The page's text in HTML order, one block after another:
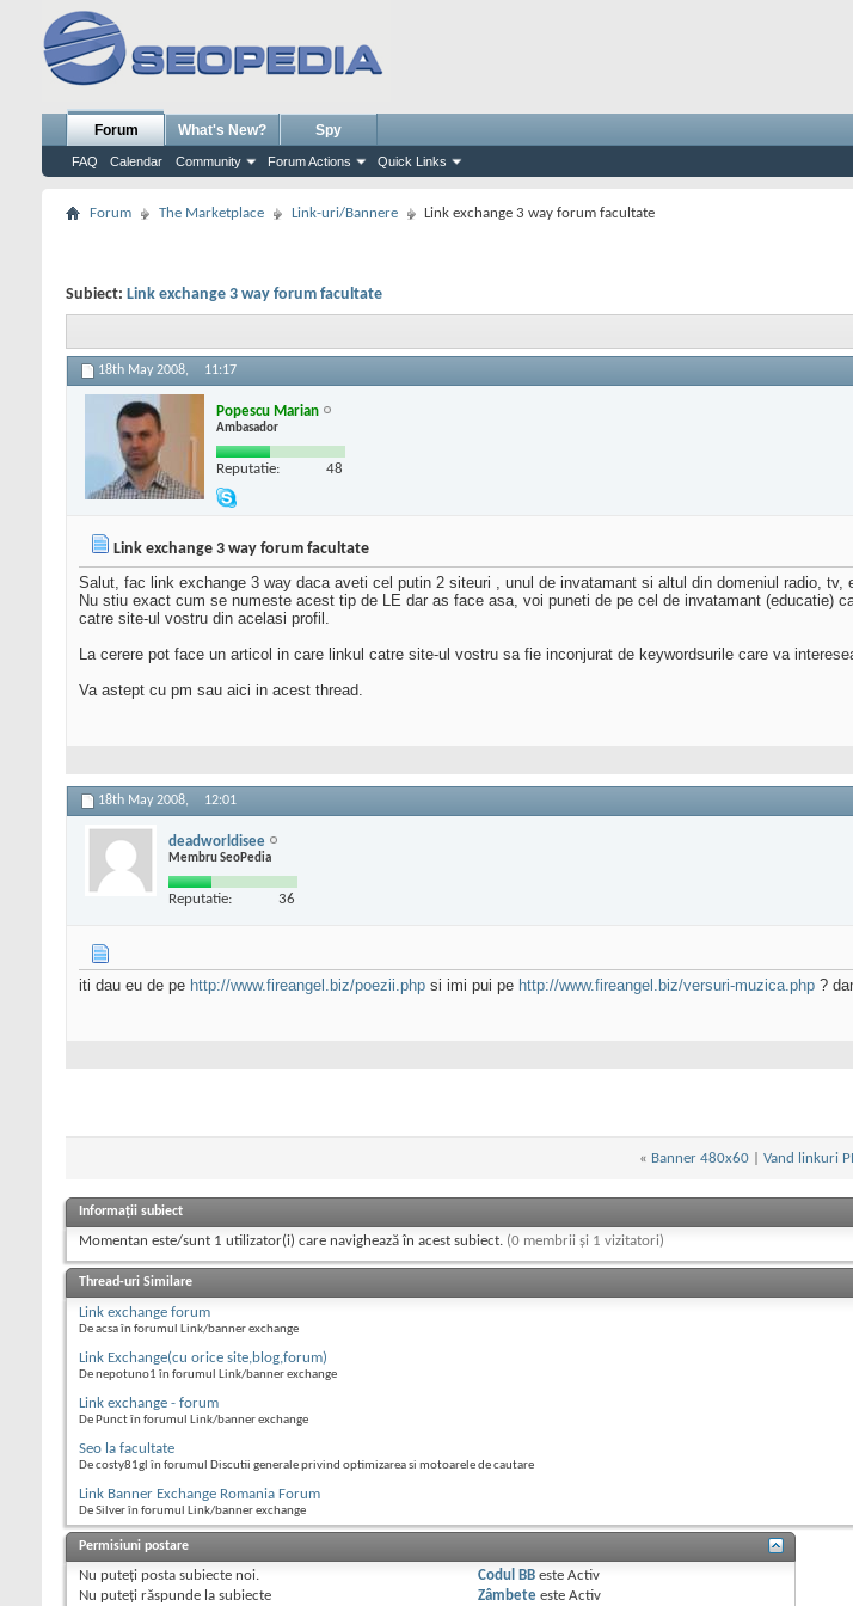
Forum
FAQ Calendar Community Forum Actions Quick Links
What's New? Spy
Forum The Marketplace Link-uri/Bannere Link exchange 3 way forum facultate
Subiect: Link exchange 3 way forum facultate
18th May 2008, 11:17
Popescu Marian
Ambasador
Reputatie: 48
Link exchange 3 way forum facultate
Salut, fac link exchange 3 way daca aveti cel putin 2 siteuri , unul de invatamant si altul din domeniul radio, tv,
Nu stiu exact cum se numeste acest tip de LE dar as face asa, voi puneti de pe cel de invatamant (educatie)
catre site-ul vostru din acelasi profil.
La cerere pot face un articol in care linkul catre site-ul vostru sa fie inconjurat de keywordsurile care va
Va astept cu pm sau aici in acest thread.
18th May 2008, 12:01
deadworldisee
Membru SeoPedia
Reputatie: 36
iti dau eu de pe http://www.fireangel.biz/poezii.php si imi pui pe http://www.fireangel.biz/versuri-muzica.php ?
« Banner 480x60 Vand linkuri
Informații subiect
Momentan este/sunt 1 utilizator(i) care navighează în acest subiect. (0 membrii și 1 vizitatori)
Thread-uri Similare
Link exchange forum
De acsa în forumul Link/banner exchange
Link Exchange(cu orice site,blog,forum)
De nepotuno1 în forumul Link/banner exchange
Link exchange - forum
De Punct în forumul Link/banner exchange
Seo la facultate
De costy81gl în forumul Discutii generale privind optimizarea si motoarele de cautare
Link Banner Exchange Romania Forum
De Silver în forumul Link/banner exchange
Permisiuni postare
Nu puteţi posta subiecte noi.
Nu puteţi răspunde la subiecte
Codul BB esteActiv
Zâmbete esteActiv